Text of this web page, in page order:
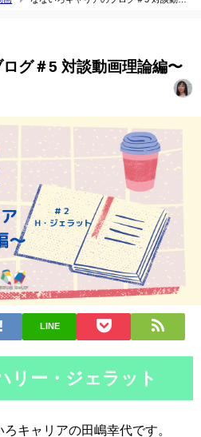
グ＃5 対談動画理論編〜
LINE
リー・ジェラット
キャリアの田嶋幸代です。